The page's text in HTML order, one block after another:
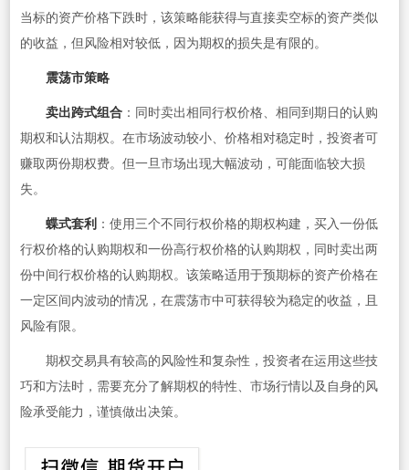
当标的资产价格下跌时，该策略能获得与直接卖空标的资产类似
的收益，但风险相对较低，因为期权的损失是有限的。
震荡市策略
卖出跨式组合：同时卖出相同行权价格、相同到期日的认购
期权和认沽期权。在市场波动较小、价格相对稳定时，投资者可
赚取两份期权费。但一旦市场出现大幅波动，可能面临较大损
失。
蝶式套利 ：使用三个不同行权价格的期权构建，买入一份低
行权价格的认购期权和一份高行权价格的认购期权，同时卖出两
份中间行权价格的认购期权。该策略适用于预期标的资产价格在
一定区间内波动的情况，在震荡市中可获得较为稳定的收益，且
风险有限。
期权交易具有较高的风险性和复杂性，投资者在运用这些技
巧和方法时，需要充分了解期权的特性、市场行情以及自身的风
险承受能力，谨慎做出决策。